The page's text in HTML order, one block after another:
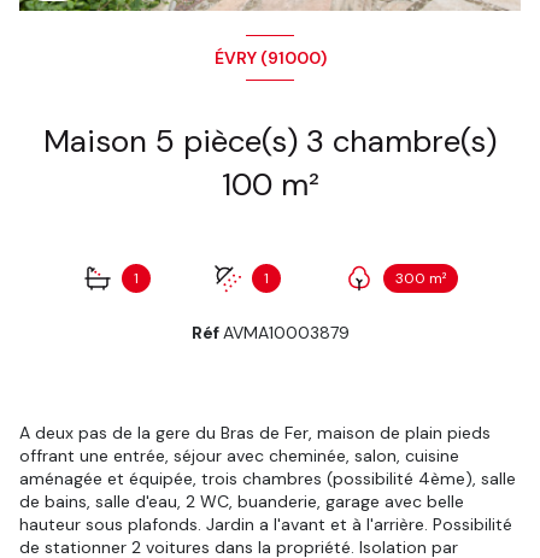
ÉVRY (91000)
Maison 5 pièce(s) 3 chambre(s)
100 m²
1 1 300 m²
RéfAVMA10003879
A deux pas de la gere du Bras de Fer, maison de plain pieds
offrant une entrée, séjour avec cheminée, salon, cuisine
aménagée et équipée, trois chambres (possibilité 4ème), salle
de bains, salle d'eau, 2 WC, buanderie, garage avec belle
hauteur sous plafonds. Jardin a l'avant et à l'arrière. Possibilité
de stationner 2 voitures dans la propriété. Isolation par